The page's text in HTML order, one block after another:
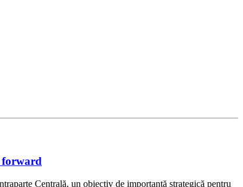
forward
Centrală, un obiectiv de importanță strategică pentru